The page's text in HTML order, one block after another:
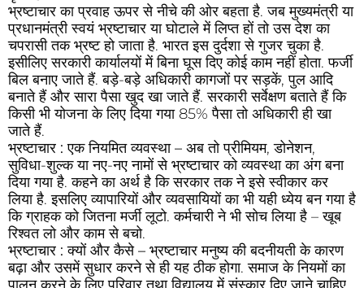
भ्रष्टाचार का प्रवाह ऊपर से नीचे की ओर बहता है. जब मुख्यमंत्री या
प्रधानमंत्री स्वयं भ्रष्टाचार या घोटाले में लिप्त हों तो उस देश का
चपरासी तक भ्रष्ट हो जाता है. भारत इस दुर्दशा से गुजर चुका है.
इसीलिए सरकारी कार्यालयों में बिना घूस दिए कोई काम नहीं होता. फर्जी
बिल बनाए जाते हैं. बड़े-बड़े अधिकारी कागजों पर सड़कें, पुल आदि
बनाते हैं और सारा पैसा खुद खा जाते हैं. सरकारी सर्वेक्षण बताते हैं कि
किसी भी योजना के लिए दिया गया 85% पैसा तो अधिकारी ही खा
जाते हैं.
भ्रष्टाचार : एक नियमित व्यवस्था – अब तो प्रीमियम, डोनेशन,
सुविधा-शुल्क या नए-नए नामों से भ्रष्टाचार को व्यवस्था का अंग बना
दिया गया है. कहने का अर्थ है कि सरकार तक ने इसे स्वीकार कर
लिया है. इसलिए व्यापारियों और व्यवसायियों का भी यही ध्येय बन गया है
कि ग्राहक को जितना मर्जी लूटो. कर्मचारी ने भी सोच लिया है – खूब
रिश्वत लो और काम से बचो.
भ्रष्टाचार : क्यों और कैसे – भ्रष्टाचार मनुष्य की बदनीयती के कारण
बढ़ा और उसमें सुधार करने से ही यह ठीक होगा. समाज के नियमों का